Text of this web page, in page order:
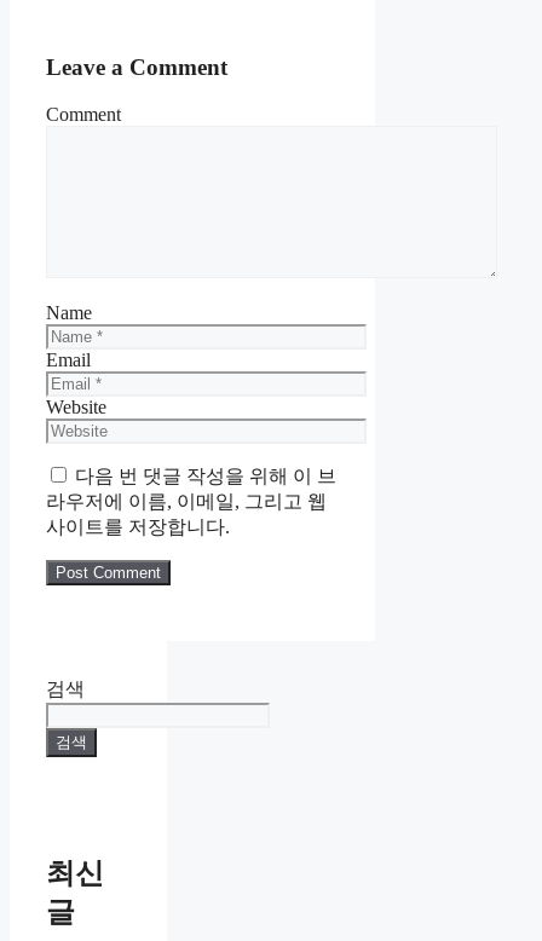
Leave a Comment
Comment
Name
Email
Website
다음 번 댓글 작성을 위해 이 브
라우저에 이름, 이메일, 그리고 웹
사이트를 저장합니다.
검색
검색
최신
글